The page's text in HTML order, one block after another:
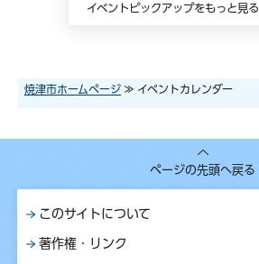
イベントピックアップをもっと見る
焼津市ホームページ ≫ イベントカレンダー
ページの先頭へ戻る
このサイトについて
著作権・リンク